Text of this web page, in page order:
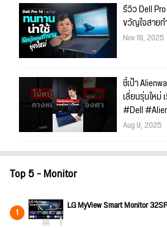
รีวิว Dell
ขวัญใจสายท
Nov 18, 2025
ชี้เป้า
เลี่ยนรุ่นใหม่
#Dell
Aug 9, 2025
Top 5 - Monitor
1 LG MyView Smart Monitor